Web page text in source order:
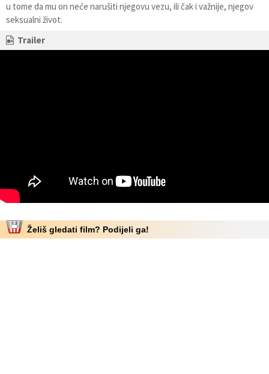
u tome da mu on neće narušiti njegovu vezu, ili čak i važnije, njegov
seksualni život.
Trailer
Želiš gledati film? Podijeli ga!